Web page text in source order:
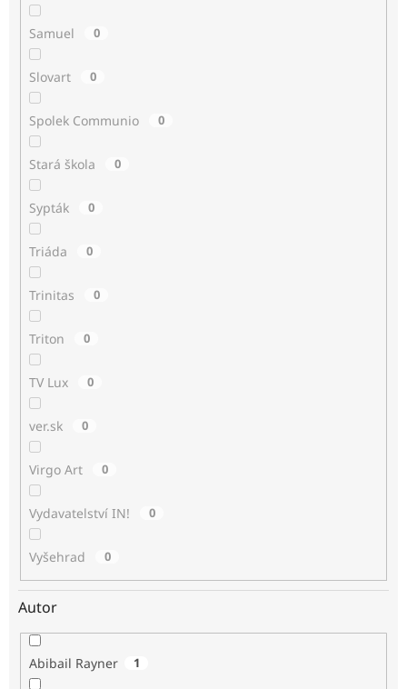
Samuel 0
Slovart 0
Spolek Communio 0
Stará škola 0
Sypták 0
Triáda 0
Trinitas 0
Triton 0
TV Lux 0
ver.sk 0
Virgo Art 0
Vydavatelství IN! 0
Vyšehrad 0
Autor
Abibail Rayner 1